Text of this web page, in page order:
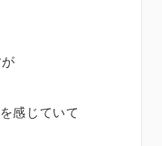
感じていて